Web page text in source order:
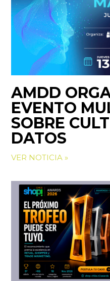
AMDD
EVENTO
SOBRE
DATOS
VER NOTICIA »